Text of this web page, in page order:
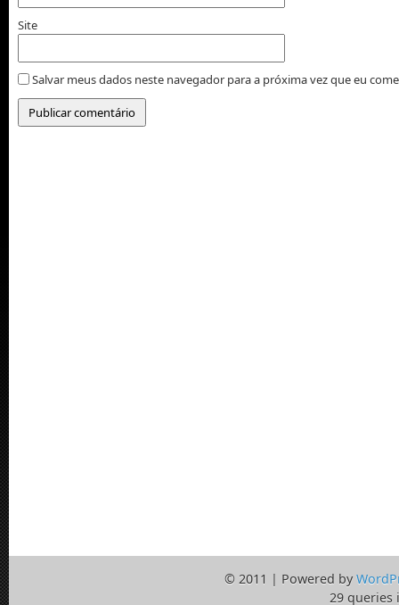
Site
Salvar meus dados neste navegador para a próxima vez que eu
© 2011 | Powered by
29 queries